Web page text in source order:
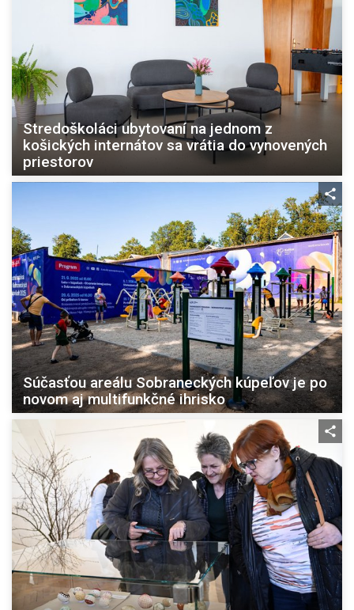
Stredoškoláci ubytovaní na jednom z
košických internátov sa vrátia do vynovených
priestorov
Súčasťou areálu Sobraneckých kúpeľov je po
novom aj multifunkčné ihrisko